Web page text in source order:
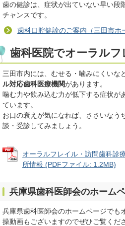
歯の健診は、症状が出ていない早い段
チャンスです。
歯科口腔健診のご案内（三田市ホ
歯科医院でオーラル
三田市内には、むせる・噛みにくいな
ル対応歯科医療機関があります。
噛む力や飲み込む力が低下する症状が
ています。
お口の衰えが気になれば、ささいなう
談・受診してみましょう。
オーラルフレイル・訪問歯科診
所情報 (PDFファイル: 1.2MB)
兵庫県歯科医師会のホーム
兵庫県歯科医師会のホームページでも
操動画もございますのでぜひご覧くだ